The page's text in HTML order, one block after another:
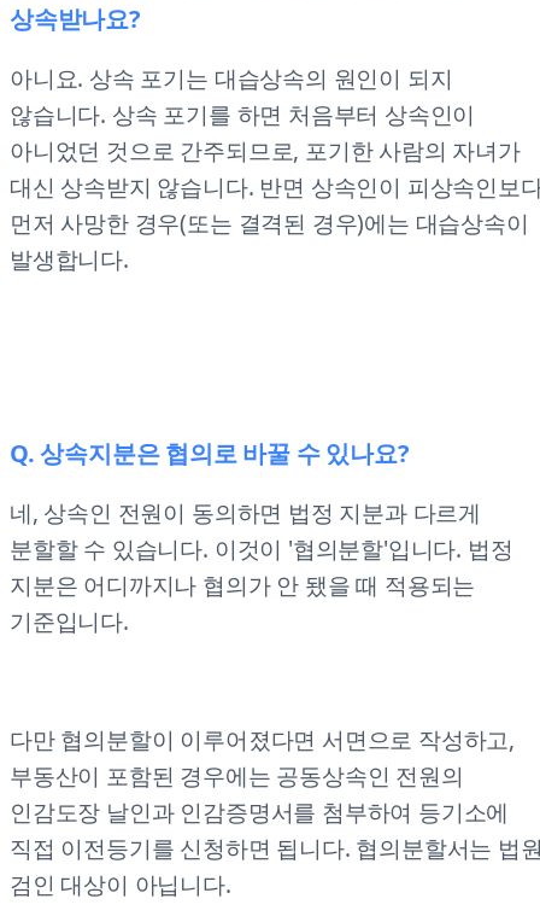
상속받나요?
아니요. 상속 포기는 대습상속의 원인이 되지
않습니다. 상속 포기를 하면 처음부터 상속인이
아니었던 것으로 간주되므로, 포기한 사람의 자녀가
대신 상속받지 않습니다. 반면 상속인이 피상속인보
먼저 사망한 경우(또는 결격된 경우)에는 대습상속이
발생합니다.
Q. 상속지분은 협의로 바꿀 수 있나요?
네, 상속인 전원이 동의하면 법정 지분과 다르게
분할할 수 있습니다. 이것이 '협의분할'입니다. 법정
지분은 어디까지나 협의가 안 됐을 때 적용되는
기준입니다.
다만 협의분할이 이루어졌다면 서면으로 작성하고,
부동산이 포함된 경우에는 공동상속인 전원의
인감도장 날인과 인감증명서를 첨부하여 등기소에
직접 이전등기를 신청하면 됩니다. 협의분할서는 법
검인 대상이 아닙니다.